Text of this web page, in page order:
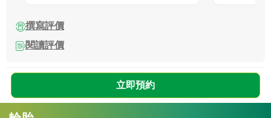
撰寫評價
閱讀評價
立即預約